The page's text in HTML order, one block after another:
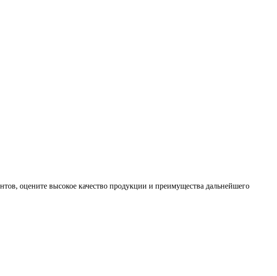
оцените высокое качество продукции и преимущества дальнейшего